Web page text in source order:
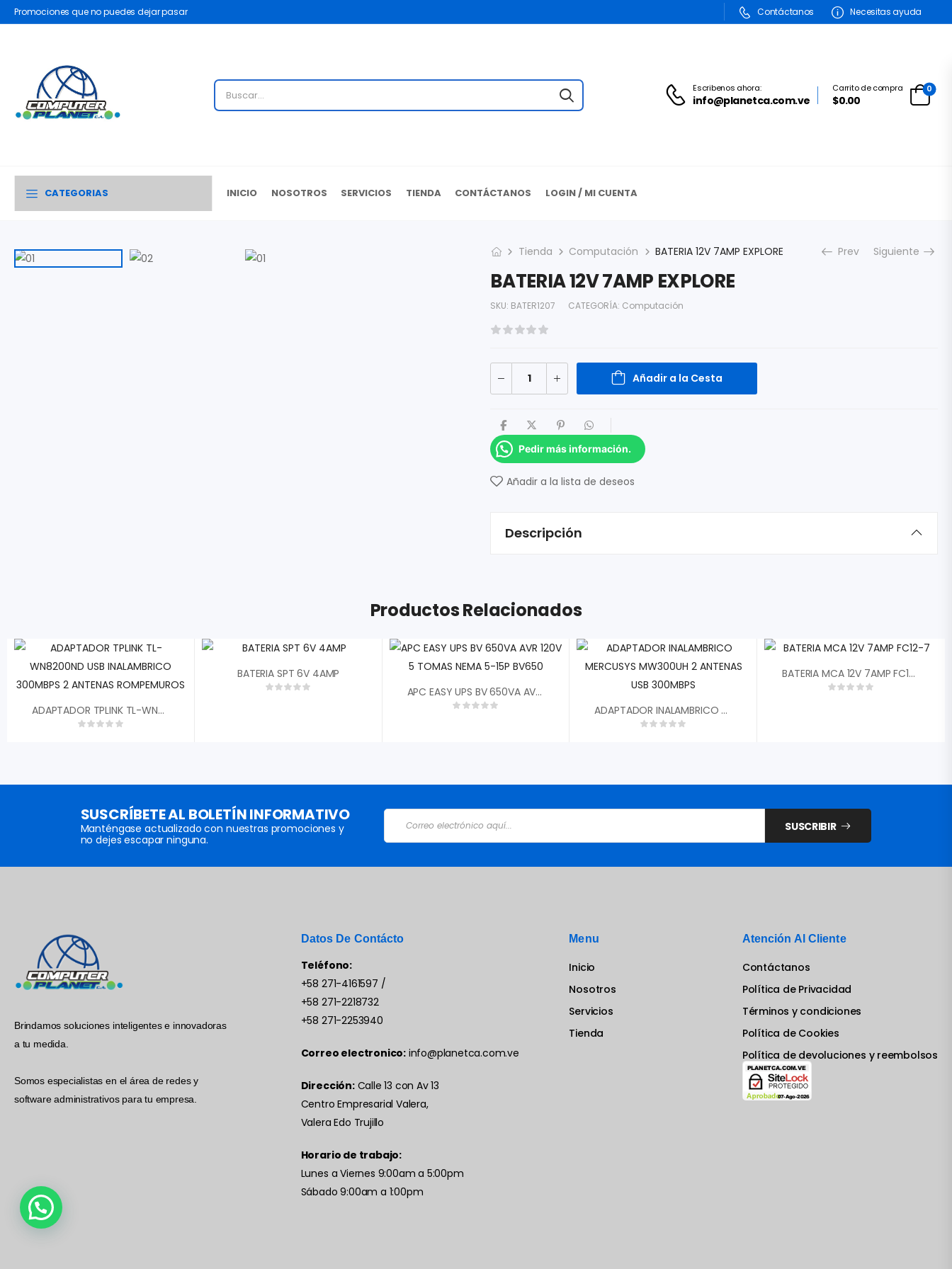
Promociones que no puedes dejar pasar Contáctanos Necesitas ayuda
Escribenos ahora:
info@planetca.com.ve
Carrito de compra
$0.00
0
CATEGORIAS INICIO NOSOTROS SERVICIOS TIENDA CONTÁCTANOS LOGIN / MI CUENTA
Tienda Computación BATERIA 12V 7AMP EXPLORE Prev Siguiente
BATERIA 12V 7AMP EXPLORE
SKU: BATER1207 CATEGORÍA: Computación
Añadir a la Cesta
Pedir más información.
Añadir a la lista de deseos
Descripción
Productos Relacionados
ADAPTADOR TPLINK TL-WN8200ND USB INALAMBRICO 300MBPS 2 ANTENAS ROMPEMUROS
BATERIA SPT 6V 4AMP
APC EASY UPS BV 650VA AVR 120V 5 TOMAS NEMA 5-15P BV650
ADAPTADOR INALAMBRICO MERCUSYS MW300UH 2 ANTENAS USB 300MBPS
BATERIA MCA 12V 7AMP FC12-7
SUSCRÍBETE AL BOLETÍN INFORMATIVO
Manténgase actualizado con nuestras promociones y
no dejes escapar ninguna.
SUSCRIBIR
Brindamos soluciones inteligentes e innovadoras
a tu medida.
Somos especialistas en el área de redes y
software administrativos para tu empresa.
Datos De Contácto
Teléfono:
+58 271-4161597 /
+58 271-2218732
+58 271-2253940
Correo electronico: info@planetca.com.ve
Dirección:Calle 13 con Av 13
Centro Empresarial Valera,
Valera Edo Trujillo
Horario de trabajo:
Lunes a Viernes 9:00am a 5:00pm
Sábado 9:00am a 1:00pm
Menu
Inicio
Nosotros
Servicios
Tienda
Atención Al Cliente
Contáctanos
Política de Privacidad
Términos y condiciones
Política de Cookies
Política de devoluciones y reembolsos